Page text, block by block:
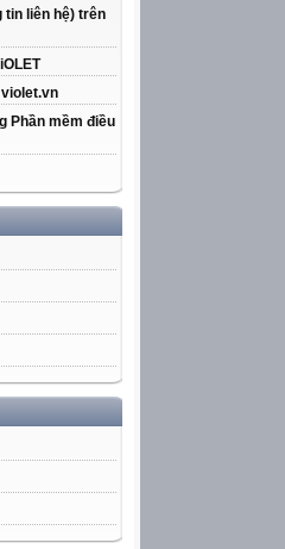
tin liên hệ) trên
Phần mềm điều